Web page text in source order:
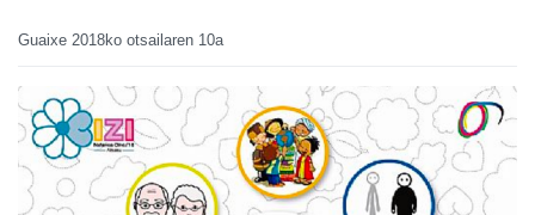
Guaixe 2018ko otsailaren 10a